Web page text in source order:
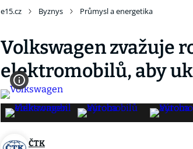
e15.cz Byznys Průmysl a energetika
Volkswagen zvažuje
elektromobilů, aby
ČTK